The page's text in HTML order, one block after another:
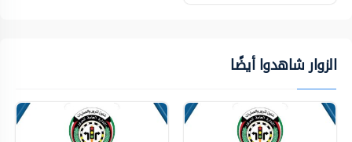
الزوار شاهدوا أيضًا